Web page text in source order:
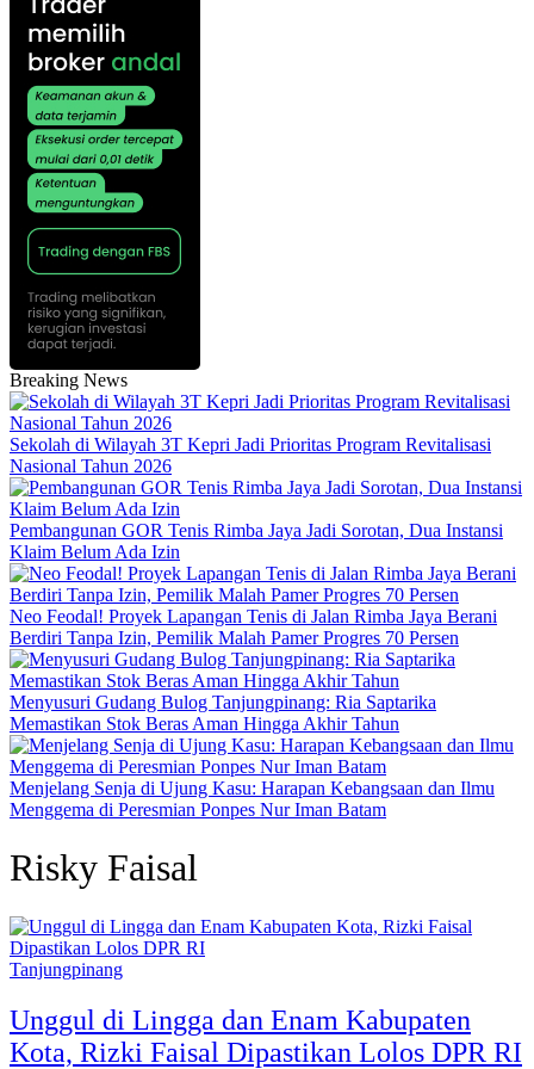
Breaking News
Sekolah di Wilayah 3T Kepri Jadi Prioritas Program Revitalisasi
Nasional Tahun 2026
Pembangunan GOR Tenis Rimba Jaya Jadi Sorotan, Dua Instansi
Klaim Belum Ada Izin
Neo Feodal! Proyek Lapangan Tenis di Jalan Rimba Jaya Berani
Berdiri Tanpa Izin, Pemilik Malah Pamer Progres 70 Persen
Menyusuri Gudang Bulog Tanjungpinang: Ria Saptarika
Memastikan Stok Beras Aman Hingga Akhir Tahun
Menjelang Senja di Ujung Kasu: Harapan Kebangsaan dan Ilmu
Menggema di Peresmian Ponpes Nur Iman Batam
Risky Faisal
Tanjungpinang
Unggul di Lingga dan Enam Kabupaten
Kota, Rizki Faisal Dipastikan Lolos DPR RI